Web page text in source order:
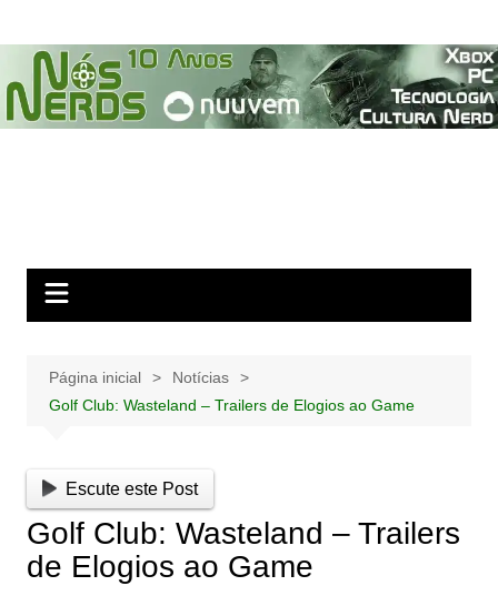
para
conteúdo
Página inicial
Notícias
Golf Club: Wasteland – Trailers de Elogios ao Game
Escute este Post
Golf Club: Wasteland – Trailers
de Elogios ao Game